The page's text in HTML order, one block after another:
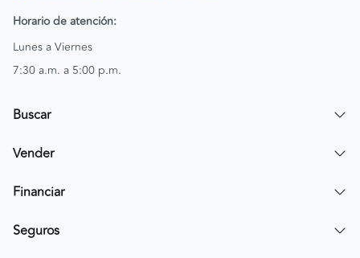
Horario de atención:
Lunes a Viernes
7:30 a.m. a 5:00 p.m.
Buscar
Encuentra un carro
Vender
Publicar mi vehículo
Financiar
Simular crédito
Seguros